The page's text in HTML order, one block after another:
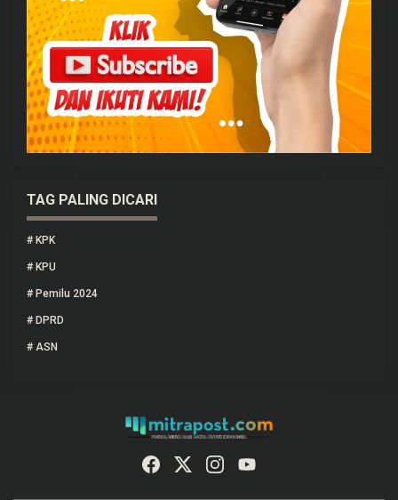
TAG PALING DICARI
# KPK
# KPU
# Pemilu 2024
# DPRD
# ASN